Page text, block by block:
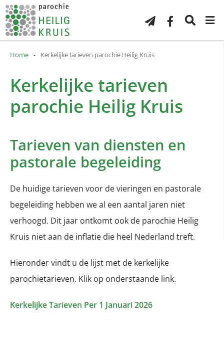
Home - Kerkelijke tarieven parochie Heilig Kruis
Kerkelijke tarieven
parochie Heilig Kruis
Tarieven van diensten en
pastorale begeleiding
De huidige tarieven voor de vieringen en pastorale
begeleiding hebben we al een aantal jaren niet
verhoogd. Dit jaar ontkomt ook de parochie Heilig
Kruis niet aan de inflatie die heel Nederland treft.
Hieronder vindt u de lijst met de kerkelijke
parochietarieven. Klik op onderstaande link.
Kerkelijke Tarieven Per 1 Januari 2026